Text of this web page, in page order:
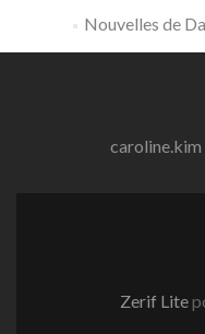
Nouvelles de
Zerif Lite